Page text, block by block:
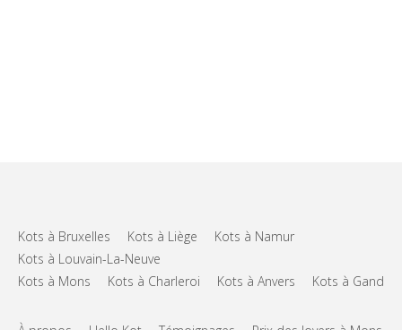
Kots à Bruxelles Kots à Liège
Kots à Namur
Kots à Louvain-La-Neuve
Kots à Mons
Kots à Charleroi Kots à Anvers Kots à Gand